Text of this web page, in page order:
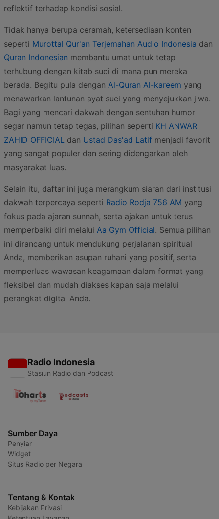
reflektif terhadap kondisi sosial.
Tidak hanya berupa ceramah, ketersediaan konten
seperti Murottal Qur'an Terjemahan Audio Indonesia dan
Quran Indonesian membantu umat untuk tetap
terhubung dengan kitab suci di mana pun mereka
berada. Begitu pula dengan Al-Quran Al-kareem yang
menawarkan lantunan ayat suci yang menyejukkan jiwa.
Bagi yang mencari dakwah dengan sentuhan humor
segar namun tetap tegas, pilihan seperti KH ANWAR
ZAHID OFFICIAL dan Ustad Das'ad Latif menjadi favorit
yang sangat populer dan sering didengarkan oleh
masyarakat luas.
Selain itu, daftar ini juga merangkum siaran dari institusi
dakwah terpercaya seperti Radio Rodja 756 AM yang
fokus pada ajaran sunnah, serta ajakan untuk terus
memperbaiki diri melalui Aa Gym Official. Semua pilihan
ini dirancang untuk mendukung perjalanan spiritual
Anda, memberikan asupan ruhani yang positif, serta
memperluas wawasan keagamaan dalam format yang
fleksibel dan mudah diakses kapan saja melalui
perangkat digital Anda.
Radio Indonesia
Stasiun Radio dan Podcast
Sumber Daya
Penyiar
Widget
Situs Radio per Negara
Tentang & Kontak
Kebijakan Privasi